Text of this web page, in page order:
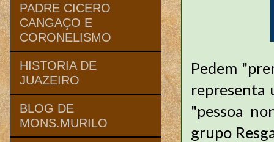
Pedem
representa
"pessoa
grupo
PADRE CICERO
CANGAÇO E
CORONELISMO
HISTORIA DE
JUAZEIRO
BLOG DE
MONS.MURILO